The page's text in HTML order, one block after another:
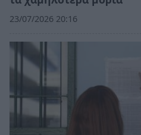
23/07/2026 20:16